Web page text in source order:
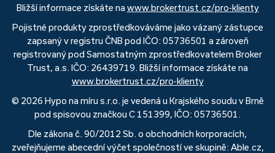
Bližší informace získáte na www.brokertrust.cz/pro-klienty
Pojistné produkty zprostředkováváme jako vázaný zástupce
zapsaný v registru ČNB pod IČO: 05736501 a zároveň
registrovaný pod Samostatným zprostředkovatelem Broker
Trust, a.s. IČO: 26439719. Bližší informace získáte na
www.brokertrust.cz/pro-klienty
© 2026 Hypo na míru s.r.o. je vedená u Krajského soudu v Brně
pod spisovou značkou C 151399, IČO: 05736501.
Dle zákona č. 90/2012 Sb. o obchodních korporacích,
zveřejňujeme abecední výčet společností ve skupině: Able.cz,